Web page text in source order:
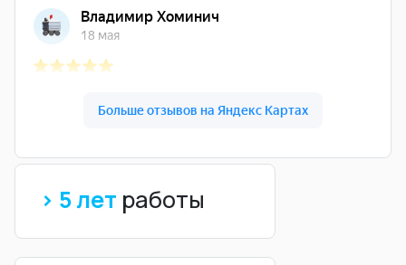
> 5 лет работы